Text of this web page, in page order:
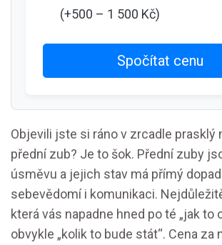
(+500 – 1 500 Kč)
Spočítat cenu
Objevili jste si ráno v zrcadle prasklý
přední zub? Je to šok. Přední zuby
úsměvu a jejich stav má přímý
sebevědomí i komunikaci.
která vás napadne hned po té „jak to
obvykle „kolik to bude stát“. Cena za